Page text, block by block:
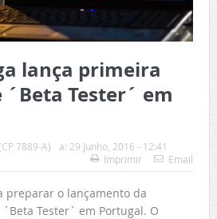
lança primeira
Tester´ em
7889-A) a: 29 Junho, 2016 - 12:41
Imprimir
Email
preparar o lançamento da
Tester´ em Portugal. O